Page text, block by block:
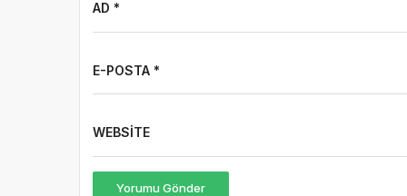
AD *
E-POSTA *
WEBSITE
Yorumu Gönder